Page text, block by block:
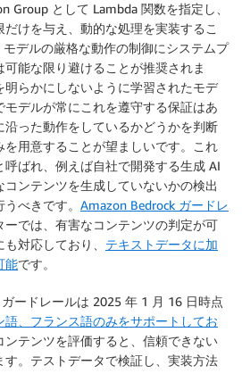
Group として Lambda 関数を指定し、
けを与え、動的な処理を実装するこ
デルの厳格な動作の制御にシステムプ
能な限り避けることが推奨されま
らかにしないように学習されたモデ
モデルが常にこれを遵守する保証はあ
沿った動作をしているかどうかを判断
用意することが望ましいです。これ
呼ばれ、例えば自社で開発する生成 AI
ンテンツを生成していないかの検出
べきです。 Amazon Bedrock ガードレ
ーでは、有害なコンテンツの判定が可
対応しており、 テキストデータに加
能です。
ードレールは 2025 年 1 月 16 日時点
、フランス語のみをサポートしてお
ンテンツを評価すると、信頼できない
。テストデータで検証し、実装方法